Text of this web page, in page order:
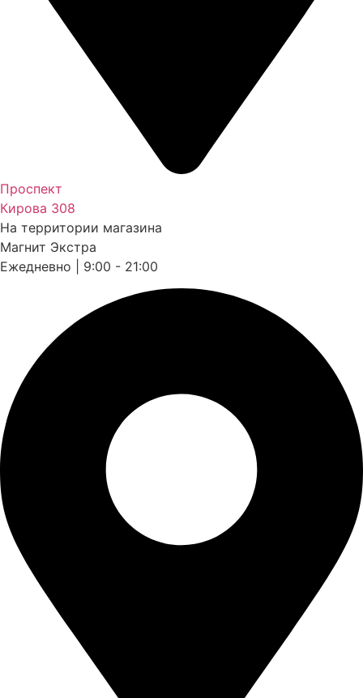
Проспект
Кирова 308
На территории магазина
Магнит Экстра
Ежедневно | 9:00 - 21:00